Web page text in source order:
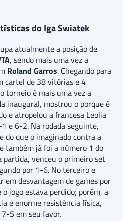
do Iga Swiatek
atualmente a posição de
, sendo mais uma vez a
Roland Garros. Chegando para
cartel de 38 vitórias e 4
torneio é mais uma vez a
inaugural, mostrou o porque é
e atropelou a francesa Leolia
e 6-2. Na rodada seguinte,
que o imaginado contra a
também já foi a número 1 do
partida, venceu o primeiro set
por 1-6. No terceiro e
em desvantagem de games por
jogo estava perdido; porém, a
e enorme resistência física,
5 em seu favor.